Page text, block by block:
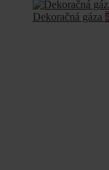
Dekoračná gáza 5